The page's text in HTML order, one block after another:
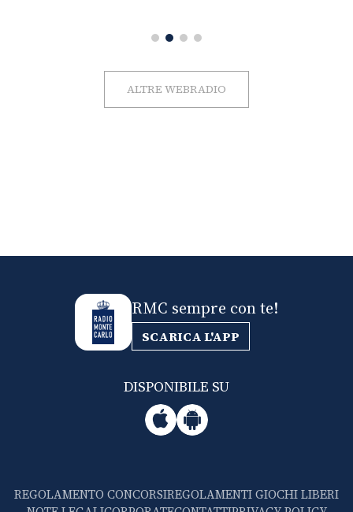
ALTRE WEBRADIO
RMC sempre con te!
SCARICA L'APP
DISPONIBILE SU
REGOLAMENTO CONCORSIREGOLAMENTI GIOCHI LIBERI